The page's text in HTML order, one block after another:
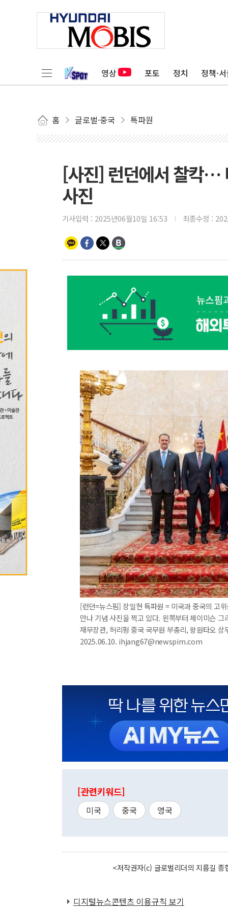
영상 포토 정치 정책·
홈 글로벌·중국 특파원
[사진] 런던에서 찰칵…
사진
기사입력 : 2025년06월10일 16:53 최종수정 :
[런던=뉴스핌] 장일현 특파원 = 미국과 중국의 고
만나 기념 사진을 찍고 있다. 왼쪽부터 제이미슨
재무장관, 허리펑 중국 국무원 부총리, 왕원타오
2025.06.10. ihjang67@newspim.com
[관련키워드]
미국 중국 영국
<저작권자(c) 글로벌리더의 지름길
디지털뉴스콘텐츠 이용규칙 보기